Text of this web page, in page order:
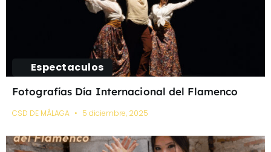
Espectaculos
Fotografías Día Internacional del Flamenco
CSD DE MÁLAGA 5 diciembre, 2025